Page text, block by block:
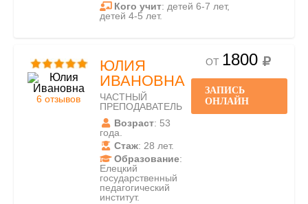
Кого учит: детей 6-7 лет,
детей 4-5 лет.
6 отзывов
ЮЛИЯ
ИВАНОВНА
ЧАСТНЫЙ
ПРЕПОДАВАТЕЛЬ
Возраст: 53
года.
Стаж: 28 лет.
Образование:
Елецкий
государственный
педагогический
институт.
ОТ 1800
ЗАПИСЬ
ОНЛАЙН